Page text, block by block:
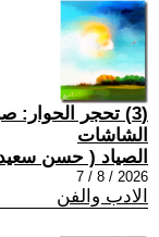
(3) تحجر الحوار:
الشاشات
الصياد ‏( حسن
2026 / 8 / 7
الادب والفن